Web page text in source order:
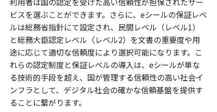
ビスを選ぶことができます。さらに、eシールの保証レベ
ルは総務省指針にて設定され、民間レベル（レベル1）
と総務大臣認定レベル（レベル2）を文書の重要度や用
途に応じて適切な信頼度により選択可能になります。こ
れらの認定制度と保証レベルの導入は、eシールが単な
る技術的手段を超え、国が管理する信頼性の高い社会イ
ンフラとして、デジタル社会の確かな信頼基盤を提供す
ることに繋がります。